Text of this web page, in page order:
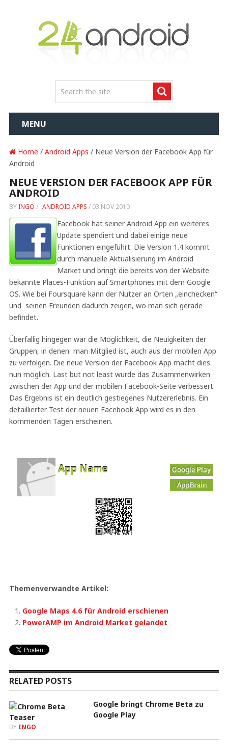
MENU
Home / Android Apps / Neue Version der Facebook App für
Android
NEUE VERSION DER FACEBOOK APP FÜR
ANDROID
BY INGO / ANDROID APPS / 03 NOV 2010
Facebook hat seiner Android App ein weiteres
Update spendiert und dabei einige neue
Funktionen eingeführt. Die Version 1.4 kommt
durch manuelle Aktualisierung im Android
Market und bringt die bereits von der Website
bekannte Places-Funktion auf Smartphones mit dem Google
OS. Wie bei Foursquare kann der Nutzer an Orten „einchecken“
und seinen Freunden dadurch zeigen, wo man sich gerade
befindet.
Überfällig hingegen war die Möglichkeit, die Neuigkeiten der
Gruppen, in denen man Mitglied ist, auch aus der mobilen App
zu verfolgen. Die neue Version der Facebook App macht dies
nun möglich. Last but not least wurde das Zusammenwirken
zwischen der App und der mobilen Facebook-Seite verbessert.
Das Ergebnis ist ein deutlich gestiegenes Nutzererlebnis. Ein
detaillierter Test der neuen Facebook App wird es in den
kommenden Tagen erscheinen.
App Name
Themenverwandte Artikel:
Google Maps 4.6 für Android erschienen
PowerAMP im Android Market gelandet
RELATED POSTS
Google bringt Chrome Beta zu
Google Play
BY INGO